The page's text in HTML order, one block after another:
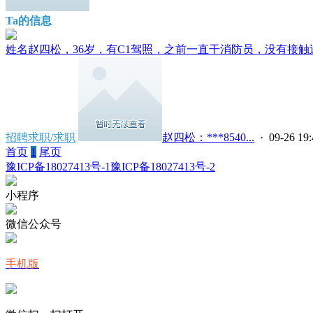
Ta的信息
姓名赵四松，36岁，有C1驾照，之前一直干消防员，没有接触
招聘求职/求职 赵四松：***8540... · 09-26
首页 1 尾页
豫ICP备18027413号-1豫ICP备18027413号-2
小程序
微信公众号
手机版